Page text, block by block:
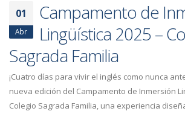
01
Abr
Campamento de
Lingüística 2025 –
Sagrada Familia
¡Cuatro días para vivir el inglés como nunca
nueva edición del Campamento de Inmersión
Colegio Sagrada Familia, una experiencia